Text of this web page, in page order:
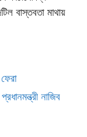
বাস্তবতা মাথায়
নাজিব